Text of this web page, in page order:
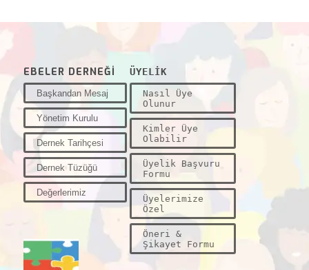
EBELER DERNEĞİ
Başkandan Mesaj
Yönetim Kurulu
Dernek Tarihçesi
Dernek Tüzüğü
Değerlerimiz
ÜYELİK
Nasıl Üye
Olunur
Kimler Üye
Olabilir
Üyelik Başvuru
Formu
Üyelerimize
Özel
Öneri &
Şikayet Formu